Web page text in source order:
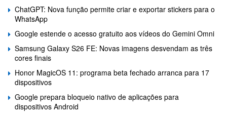
ChatGPT: Nova função permite criar e exportar stickers para o
WhatsApp
Google estende o acesso gratuito aos vídeos do Gemini Omni
Samsung Galaxy S26 FE: Novas imagens desvendam as três
cores finais
Honor MagicOS 11: programa beta fechado arranca para 17
dispositivos
Google prepara bloqueio nativo de aplicações para
dispositivos Android